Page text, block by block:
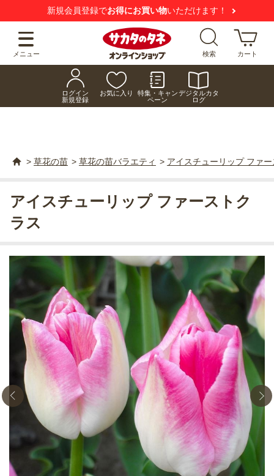
新規会員登録でお得にお買い物いただけます！
メニュー 検索 カート
ログイン
新規登録
お気に入り
特集・キャン
ペーン
デジタルカタ
ログ
> 草花の苗 > 草花の苗バラエティ > アイスチューリップ ファ
アイスチューリップ ファーストク
ラス